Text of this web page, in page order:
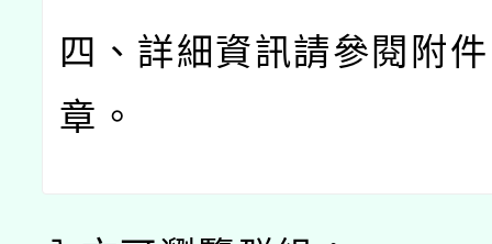
四、詳細資訊請參閱附
章。